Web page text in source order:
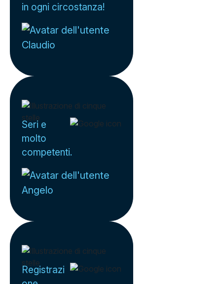
in ogni circostanza!
Claudio
Seri e
molto
competenti.
Angelo
Registrazi